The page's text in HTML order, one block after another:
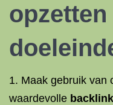
1. Maak gebruik van
waardevolle